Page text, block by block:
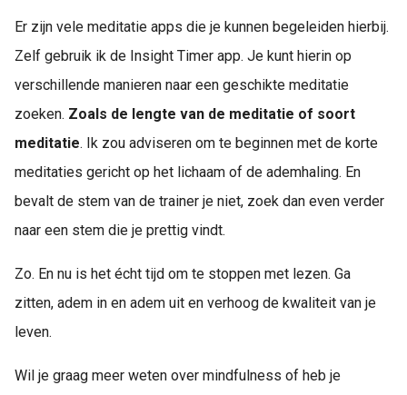
Er zijn vele meditatie apps die je kunnen begeleiden hierbij.
Zelf gebruik ik de Insight Timer app. Je kunt hierin op
verschillende manieren naar een geschikte meditatie
zoeken. Zoals de lengte van de meditatie of soort
meditatie. Ik zou adviseren om te beginnen met de korte
meditaties gericht op het lichaam of de ademhaling. En
bevalt de stem van de trainer je niet, zoek dan even verder
naar een stem die je prettig vindt.
Zo. En nu is het écht tijd om te stoppen met lezen. Ga
zitten, adem in en adem uit en verhoog de kwaliteit van je
leven.
Wil je graag meer weten over mindfulness of heb je